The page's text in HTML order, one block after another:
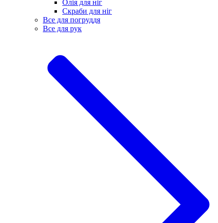
Олія для ніг
Скраби для ніг
Все для погруддя
Все для рук